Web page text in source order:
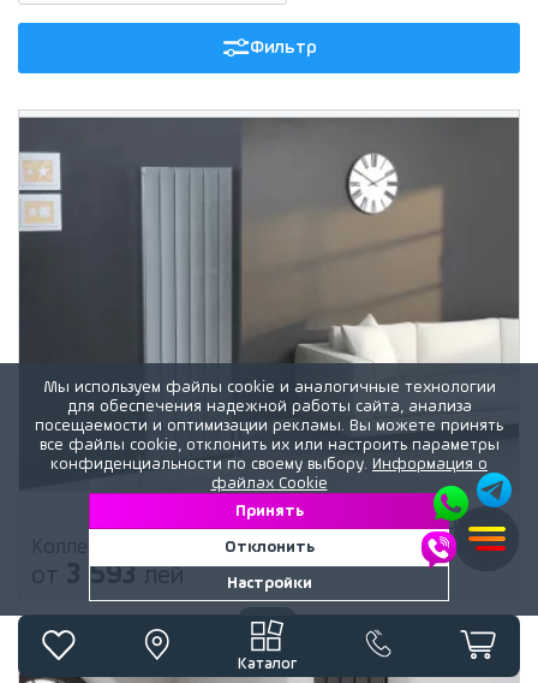
Каталог
Фильтр
Lojimax
Коллекция
KALSEDON DOUBLE INOX SATINE
от 3 593лей
Мы используем файлы cookie и аналогичные технологии
для обеспечения надежной работы сайта, анализа
посещаемости и оптимизации рекламы. Вы можете принять
все файлы cookie, отклонить их или настроить параметры
конфиденциальности по своему выбору. Информация о
файлах Cookie
Принять
Отклонить
Настройки